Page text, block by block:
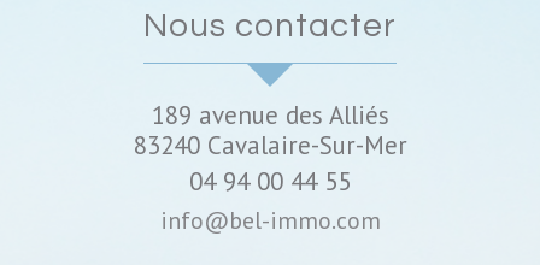
nous contacter
189 avenue des Alliés
83240 Cavalaire-Sur-Mer
04 94 00 44 55
info@bel-immo.com